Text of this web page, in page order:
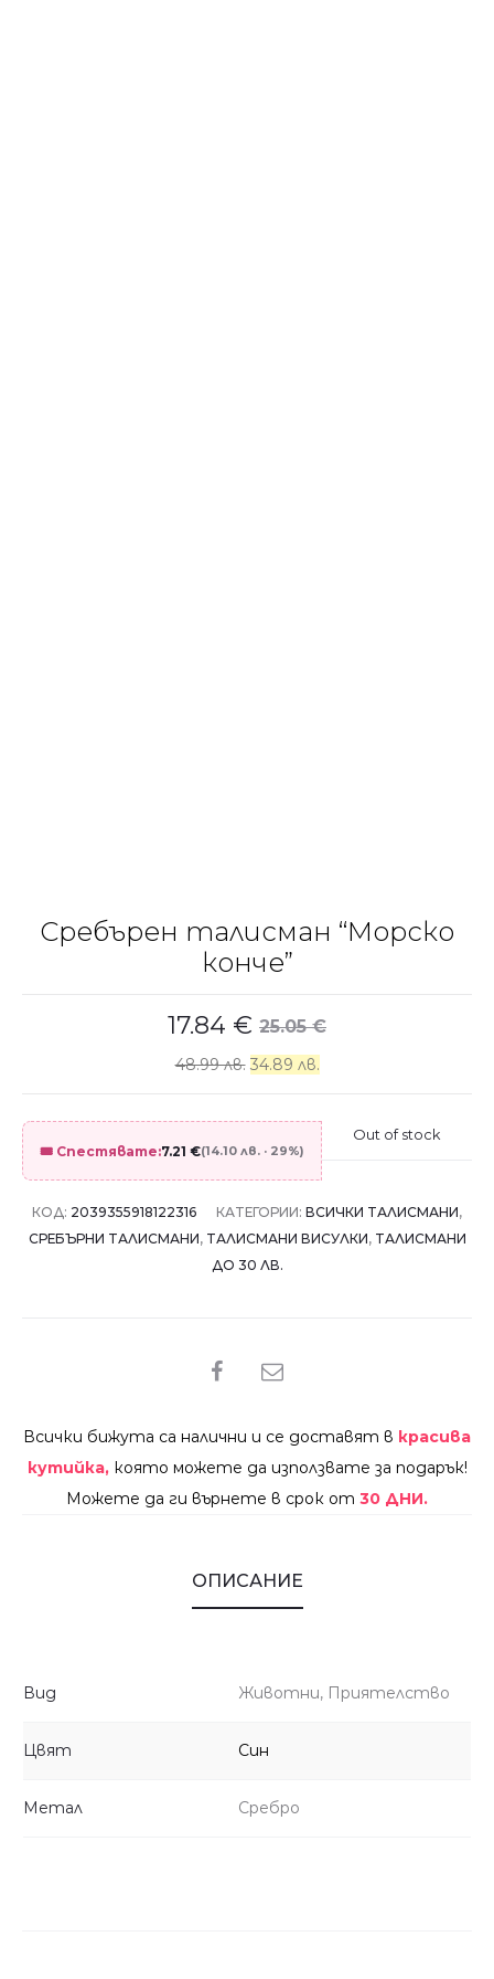
Сребърен талисман “Морско
конче”
25.05€
17.84 €
48.99 лв. 34.89 лв.
🎟️ Спестявате:7.21 €(14.10 лв. · 29%)
Out of stock
КОД: 2039355918122316 КАТЕГОРИИ: ВСИЧКИ ТАЛИСМАНИ,
СРЕБЪРНИ ТАЛИСМАНИ, ТАЛИСМАНИ ВИСУЛКИ, ТАЛИСМАНИ
ДО 30 ЛВ.
SHARE
Всички бижута са налични и се доставят в красива
кутийка, която можете да използвате за подарък!
Можете да ги върнете в срок от 30 ДНИ.
ОПИСАНИЕ
Вид Животни, Приятелство
Цвят Син
Метал Сребро